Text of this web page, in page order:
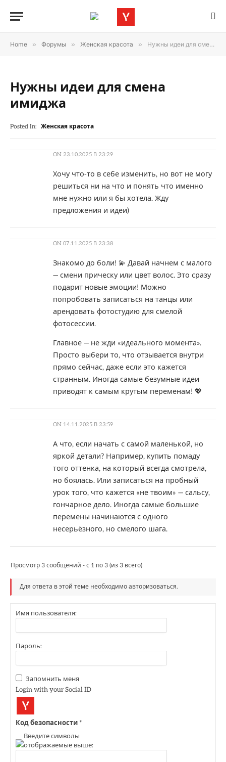
Home » Форумы » Женская красота » Нужны идеи для смена имиджа
Нужны идеи для смена
имиджа
Posted In: Женская красота
ON 23.10.2025 В 23:29
Хочу что-то в себе изменить, но вот не могу
решиться ни на что и понять что именно
мне нужно или я бы хотела. Жду
предложения и идеи)
ON 07.11.2025 В 23:38
Знакомо до боли! 💫 Давай начнем с малого
— смени прическу или цвет волос. Это сразу
подарит новые эмоции! Можно
попробовать записаться на танцы или
арендовать фотостудию для смелой
фотосессии.
Главное — не жди «идеального момента».
Просто выбери то, что отзывается внутри
прямо сейчас, даже если это кажется
странным. Иногда самые безумные идеи
приводят к самым крутым переменам! 💖
ON 14.11.2025 В 23:59
А что, если начать с самой маленькой, но
яркой детали? Например, купить помаду
того оттенка, на который всегда смотрела,
но боялась. Или записаться на пробный
урок того, что кажется «не твоим» — сальсу,
гончарное дело. Иногда самые большие
перемены начинаются с одного
несерьёзного, но смелого шага.
Просмотр 3 сообщений - с 1 по 3 (из 3 всего)
Для ответа в этой теме необходимо авторизоваться.
Имя пользователя:
Пароль:
Запомнить меня
Login with your Social ID
Код безопасности *
Введите символы
отображаемые выше: